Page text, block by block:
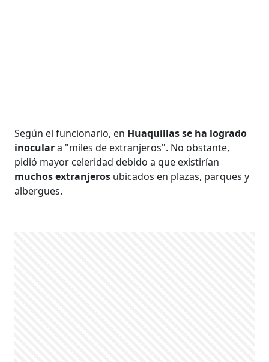
Según el funcionario, en Huaquillas se ha logrado
inoculara "miles de extranjeros". No obstante,
pidió mayor celeridad debido a que existirían
muchos extranjeros ubicados en plazas, parques y
albergues.